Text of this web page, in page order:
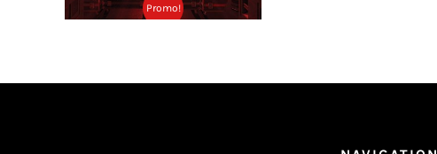
Promo!